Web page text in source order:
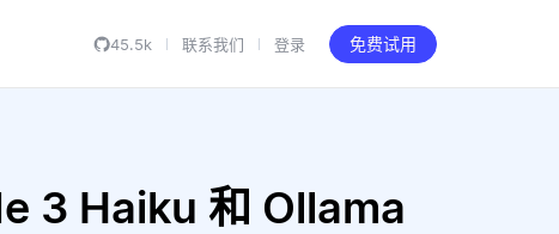
45.5k 联系我们 登录 免费试用
3 Haiku 和 Ollama